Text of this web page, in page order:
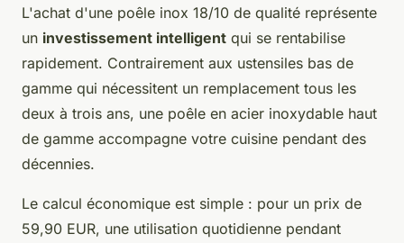
L'achat d'une poêle inox 18/10 de qualité représente
un investissement intelligent qui se rentabilise
rapidement. Contrairement aux ustensiles bas de
gamme qui nécessitent un remplacement tous les
deux à trois ans, une poêle en acier inoxydable haut
de gamme accompagne votre cuisine pendant des
décennies.
Le calcul économique est simple : pour un prix de
59,90 EUR, une utilisation quotidienne pendant